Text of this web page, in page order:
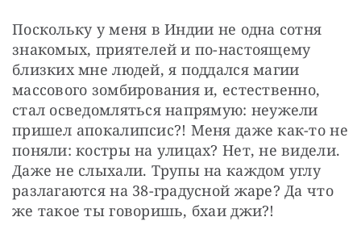
Поскольку у меня в Индии не одна сотня
знакомых, приятелей и по-настоящему
близких мне людей, я поддался магии
массового зомбирования и, естественно,
стал осведомляться напрямую: неужели
пришел апокалипсис?! Меня даже как-то не
поняли: костры на улицах? Нет, не видели.
Даже не слыхали. Трупы на каждом углу
разлагаются на 38-градусной жаре? Да что
же такое ты говоришь, бхаи джи?!